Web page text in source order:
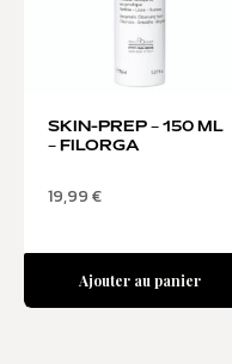
SKIN-PREP – 150 ML
– FILORGA
19,99€
Ajouter au panier